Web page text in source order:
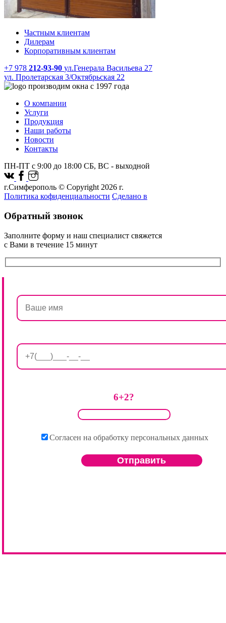
Частным клиентам
Дилерам
Корпоративным клиентам
+7 978 212-93-90 ул.Генерала Васильева 27
ул. Пролетарская 3/Октябрьская 22
производим окна с 1997 года
О компании
Услуги
Продукция
Наши работы
Новости
Контакты
ПН-ПТ с 9:00 до 18:00 СБ, ВС - выходной
г.Симферополь © Copyright 2026 г.
Политика кофиденциальности Сделано в
Обратный звонок
Заполните форму и наш специалист свяжется
с Вами в течение 15 минут
6+2?
Согласен на обработку персональных данных